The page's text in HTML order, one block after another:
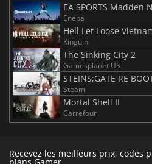
EA SPORTS Madden
Eneba
Hell Let Loose
Kinguin
The Sinking City 2
Gamesplanet US
STEINS;GATE RE
Steam
Mortal Shell II
Carrefour
Recevez les meilleurs prix, codes